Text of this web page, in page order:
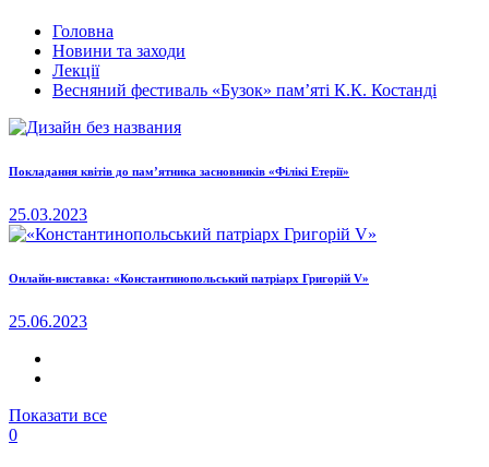
Головна
Новини та заходи
Лекції
Весняний фестиваль «Бузок» пам’яті К.К. Костанді
Покладання квітів до пам’ятника засновників «Філікі Етерії»
25.03.2023
Онлайн-виставка: «Константинопольський патріарх Григорій V»
25.06.2023
Показати все
0